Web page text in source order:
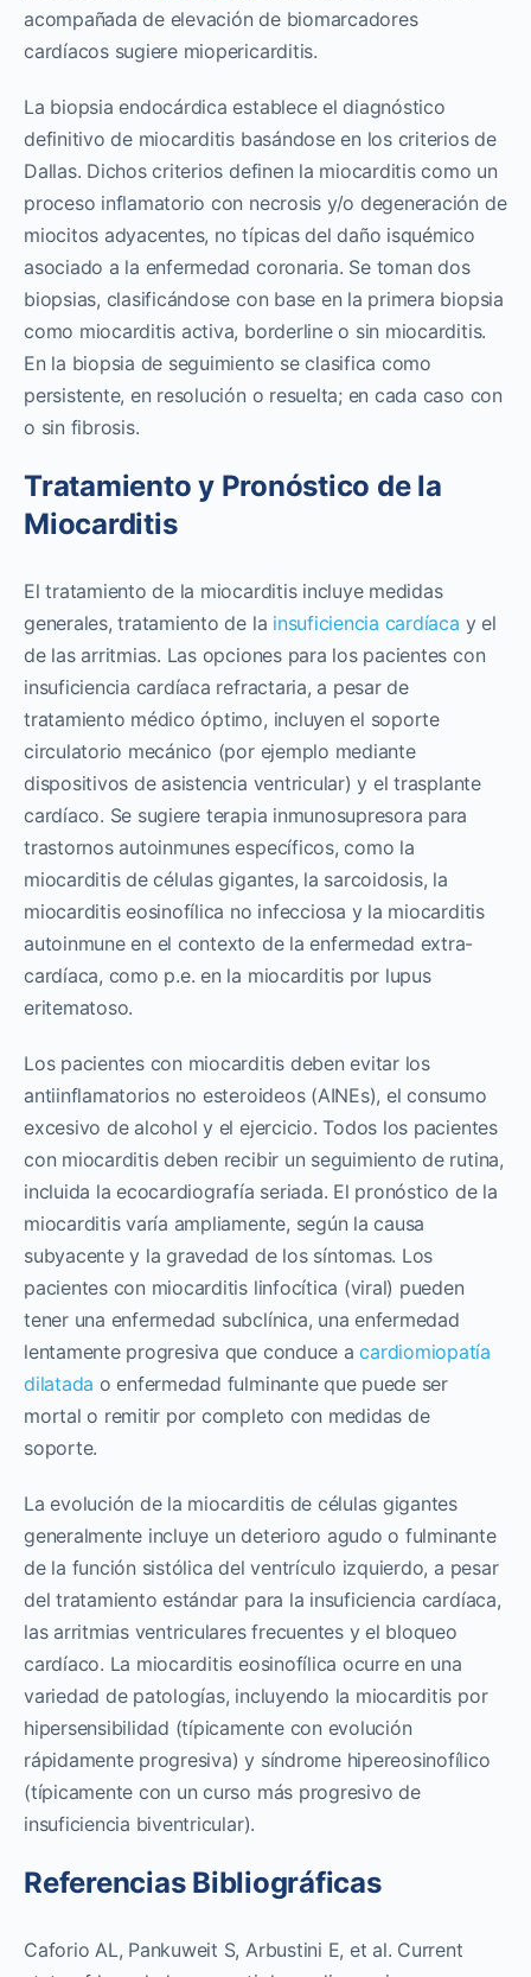
acompañada de elevación de biomarcadores
cardíacos sugiere miopericarditis.
La biopsia endocárdica establece el diagnóstico
definitivo de miocarditis basándose en los criterios de
Dallas. Dichos criterios definen la miocarditis como un
proceso inflamatorio con necrosis y/o degeneración de
miocitos adyacentes, no típicas del daño isquémico
asociado a la enfermedad coronaria. Se toman dos
biopsias, clasificándose con base en la primera biopsia
como miocarditis activa, borderline o sin miocarditis.
En la biopsia de seguimiento se clasifica como
persistente, en resolución o resuelta; en cada caso con
o sin fibrosis.
Tratamiento y Pronóstico de la
Miocarditis
El tratamiento de la miocarditis incluye medidas
generales, tratamiento de la insuficiencia cardíaca y el
de las arritmias. Las opciones para los pacientes con
insuficiencia cardíaca refractaria, a pesar de
tratamiento médico óptimo, incluyen el soporte
circulatorio mecánico (por ejemplo mediante
dispositivos de asistencia ventricular) y el trasplante
cardíaco. Se sugiere terapia inmunosupresora para
trastornos autoinmunes específicos, como la
miocarditis de células gigantes, la sarcoidosis, la
miocarditis eosinofílica no infecciosa y la miocarditis
autoinmune en el contexto de la enfermedad extra-
cardíaca, como p.e. en la miocarditis por lupus
eritematoso.
Los pacientes con miocarditis deben evitar los
antiinflamatorios no esteroideos (AINEs), el consumo
excesivo de alcohol y el ejercicio. Todos los pacientes
con miocarditis deben recibir un seguimiento de rutina,
incluida la ecocardiografía seriada. El pronóstico de la
miocarditis varía ampliamente, según la causa
subyacente y la gravedad de los síntomas. Los
pacientes con miocarditis linfocítica (viral) pueden
tener una enfermedad subclínica, una enfermedad
lentamente progresiva que conduce acardiomiopatía
dilatada o enfermedad fulminante que puede ser
mortal o remitir por completo con medidas de
soporte.
La evolución de la miocarditis de células gigantes
generalmente incluye un deterioro agudo o fulminante
de la función sistólica del ventrículo izquierdo, a pesar
del tratamiento estándar para la insuficiencia cardíaca,
las arritmias ventriculares frecuentes y el bloqueo
cardíaco. La miocarditis eosinofílica ocurre en una
variedad de patologías, incluyendo la miocarditis por
hipersensibilidad (típicamente con evolución
rápidamente progresiva) y síndrome hipereosinofílico
(típicamente con un curso más progresivo de
insuficiencia biventricular).
Referencias Bibliográficas
Caforio AL, Pankuweit S, Arbustini E, et al. Current